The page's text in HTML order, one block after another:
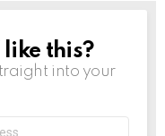
this?
into your